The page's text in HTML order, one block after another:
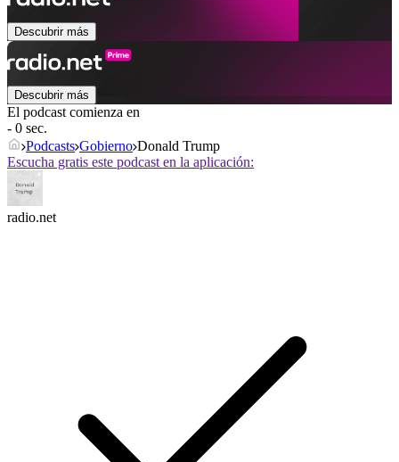
Descubrir más
Descubrir más
El podcast comienza en
- 0 sec.
Podcasts Gobierno Donald Trump
Escucha gratis este podcast en la aplicación:
radio.net